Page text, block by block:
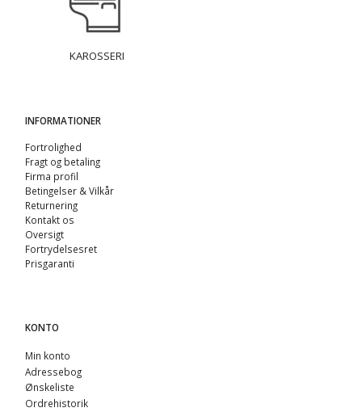
KAROSSERI
INFORMATIONER
Fortrolighed
Fragt og betaling
Firma profil
Betingelser & Vilkår
Returnering
Kontakt os
Oversigt
Fortrydelsesret
Prisgaranti
KONTO
Min konto
Adressebog
Ønskeliste
Ordrehistorik